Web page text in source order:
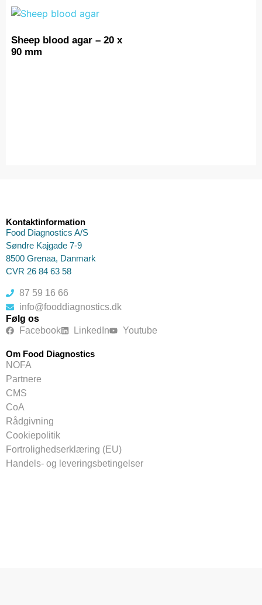
Sheep blood agar – 20 x
90 mm
Kontaktinformation
Food Diagnostics A/S
Søndre Kajgade 7-9
8500 Grenaa, Danmark
CVR 26 84 63 58
87 59 16 66
info@fooddiagnostics.dk
Følg os
Facebook
LinkedIn Youtube
Om Food Diagnostics
NOFA
Partnere
CMS
CoA
Rådgivning
Cookiepolitik
Fortrolighedserklæring (EU)
Handels- og leveringsbetingelser